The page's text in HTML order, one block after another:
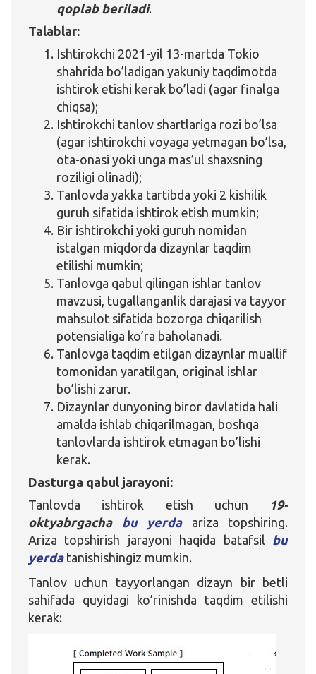
qoplab beriladi.
Talablar:
Ishtirokchi 2021-yil 13-martda Tokio
shahrida bo’ladigan yakuniy taqdimotda
ishtirok etishi kerak bo’ladi (agar finalga
chiqsa);
Ishtirokchi tanlov shartlariga rozi bo’lsa
(agar ishtirokchi voyaga yetmagan bo’lsa,
ota-onasi yoki unga mas’ul shaxsning
roziligi olinadi);
Tanlovda yakka tartibda yoki 2 kishilik
guruh sifatida ishtirok etish mumkin;
Bir ishtirokchi yoki guruh nomidan
istalgan miqdorda dizaynlar taqdim
etilishi mumkin;
Tanlovga qabul qilingan ishlar tanlov
mavzusi, tugallanganlik darajasi va tayyor
mahsulot sifatida bozorga chiqarilish
potensialiga ko’ra baholanadi.
Tanlovga taqdim etilgan dizaynlar muallif
tomonidan yaratilgan, original ishlar
bo’lishi zarur.
Dizaynlar dunyoning biror davlatida hali
amalda ishlab chiqarilmagan, boshqa
tanlovlarda ishtirok etmagan bo’lishi
kerak.
Dasturga qabul jarayoni:
Tanlovda ishtirok etish uchun
19-
oktyabrgacha
bu yerdaariza topshiring.
Ariza topshirish jarayoni haqida batafsil bu
yerdatanishishingiz mumkin.
Tanlov uchun tayyorlangan dizayn bir betli
sahifada quyidagi ko’rinishda taqdim etilishi
kerak: